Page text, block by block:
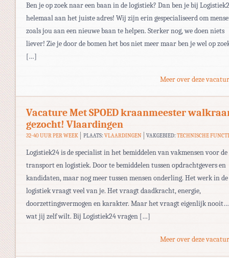
Ben je op zoek naar een baan in de logistiek? Dan ben je bij
helemaal aan het juiste adres! Wij zijn erin gespecialiseerd om
zoals jou aan een nieuwe baan te helpen. Sterker nog, we doen niets
liever! Zie je door de bomen het bos niet meer maar ben je wel op
[…]
Meer over deze
Vacature Met SPOED kraanmeester
gezocht! Vlaardingen
32-40 UUR PER WEEK PLAATS: VLAARDINGEN VAKGEBIED:TECHNISCHE
Logistiek24 is de specialist in het bemiddelen van vakmensen voor de
transport en logistiek. Door te bemiddelen tussen opdrachtgevers en
kandidaten, maar nog meer tussen mensen onderling. Het werk in de
logistiek vraagt veel van je. Het vraagt daadkracht, energie,
doorzettingsvermogen en karakter. Maar het vraagt eigenlijk nooit…
wat jij zelf wilt. Bij Logistiek24 vragen […]
Meer over deze